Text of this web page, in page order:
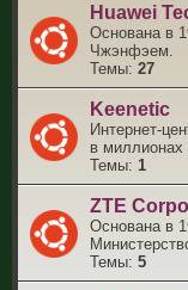
Huawei
Основана в
Чжэнфэем.
Темы: 27
Keenetic
Интернет-
в миллионах
Темы: 1
ZTE
Основана в
Темы: 5